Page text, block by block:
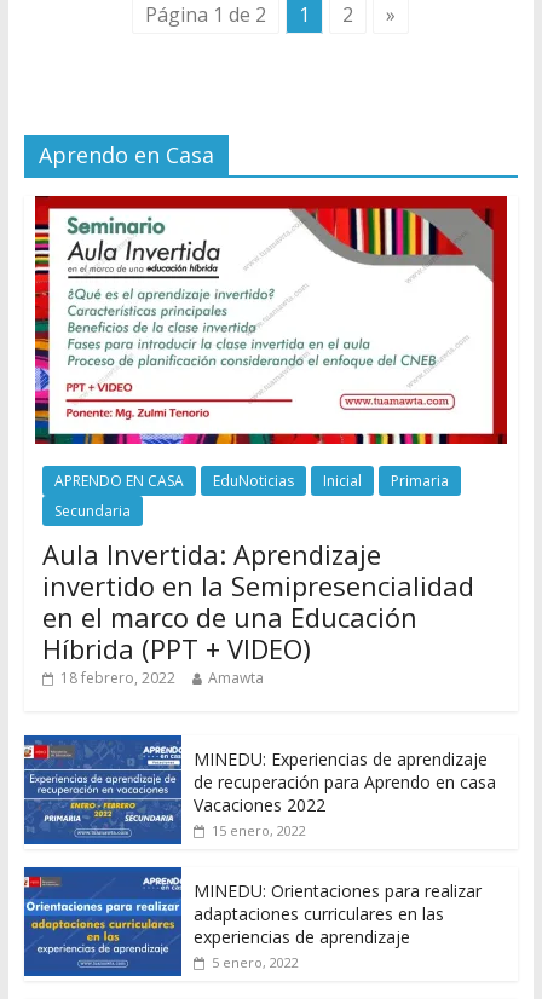
Página 1 de 2 1 2 »
Aprendo en Casa
APRENDO EN CASA EduNoticias Inicial
Primaria
Secundaria
Aula Invertida: Aprendizaje
invertido en la Semipresencialidad
en el marco de una Educación
Híbrida (PPT + VIDEO)
18 febrero, 2022 Amawta
MINEDU: Experiencias de aprendizaje
de recuperación para Aprendo en casa
Vacaciones 2022
15 enero, 2022
MINEDU: Orientaciones para realizar
adaptaciones curriculares en las
experiencias de aprendizaje
5 enero, 2022